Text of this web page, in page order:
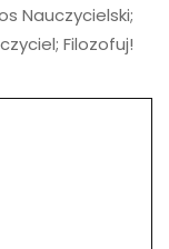
Nauczycielski;
; Filozofuj!